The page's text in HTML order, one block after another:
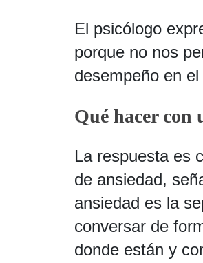
El psicólogo
porque no nos
desempeño en
Qué hacer con
La respuesta es
de ansiedad,
ansiedad es la
conversar de
donde están y